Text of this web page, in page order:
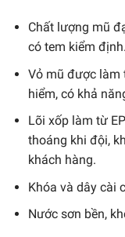
Chất lượng mũ
có tem kiểm định.
Vỏ mũ được làm
hiểm, có khả
Lõi xốp làm từ
thoáng khi đội,
khách hàng.
Khóa và dây cài
Nước sơn bền,